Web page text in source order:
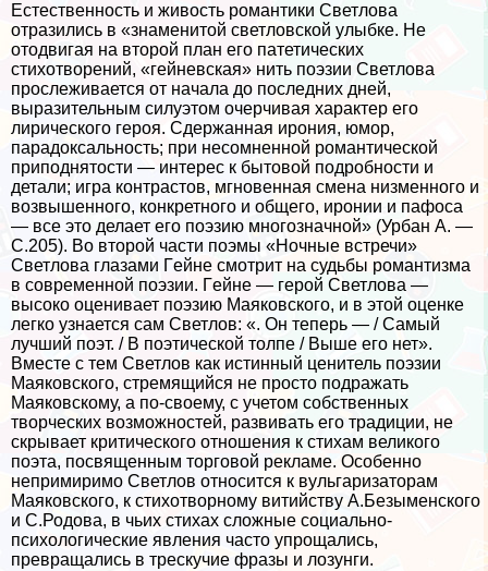
Естественность и живость романтики Светлова
отразились в «знаменитой светловской улыбке. Не
отодвигая на второй план его патетических
стихотворений, «гeйневская» нить поэзии Светлова
прослеживается от начала до последних дней,
выразительным силуэтом очерчивая хаpaктер его
лирического героя. Сдержанная ирония, юмор,
парадоксальность; при несомненной романтической
приподнятости — интерес к бытовой подробности и
детали; игра контрастов, мгновенная смена низменного и
возвышенного, конкретного и общего, иронии и пафоса
— все это делает его поэзию многозначной» (Урбан А. —
С.205). Во второй части поэмы «Ночные встречи»
Светлова глазами Гeйне смотрит на судьбы романтизма
в современной поэзии. Гeйне — герой Светлова —
высоко оценивает поэзию Маяковского, и в этой оценке
легко узнается сам Светлов: «. Он теперь — / Самый
лучший поэт. / В поэтической толпе / Выше его нет».
Вместе с тем Светлов как истинный ценитель поэзии
Маяковского, стремящийся не просто подражать
Маяковскому, а по-своему, с учетом собственных
творческих возможностей, развивать его традиции, не
скрывает критического отношения к стихам великого
поэта, посвященным торговой рекламе. Особенно
непримиримо Светлов относится к вульгаризаторам
Маяковского, к стихотворному витийству А.Безыменского
и С.Родова, в чьих стихах сложные социально-
психологические явления часто упрощались,
превращались в трескучие фразы и лозунги.